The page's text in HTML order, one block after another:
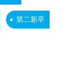
第二新卒